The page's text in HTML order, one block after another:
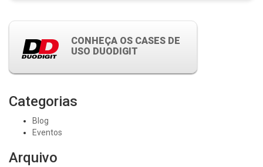
CONHEÇA OS CASES DE
USO DUODIGIT
Categorias
Blog
Eventos
Arquivo